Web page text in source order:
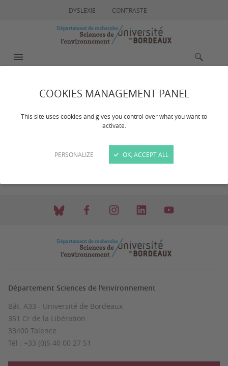
COOKIES MANAGEMENT PANEL
This site uses cookies and gives you control over what you want to
activate.
PERSONALIZE OK, ACCEPT ALL
DYSLEXIE CONTRASTE
Calendrier des
événements
Département Sciences de l'environnement
Bât. A33 - Université de Bordeaux
351 Cr de la Libération
33400 Talence
Tél : +33 (0)5 40 00 27 51